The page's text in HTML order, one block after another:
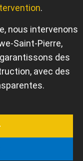
.
nous intervenons
Saint-Pierre,
des
avec des